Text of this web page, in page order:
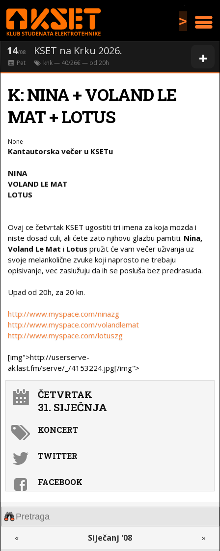
>
+
14/08 KSET na Krku 2026.
Pet knk— 40/26€ — od 20h
K: NINA + VOLAND LE
MAT + LOTUS
None
Kantautorska večer u KSETu
NINA
VOLAND LE MAT
LOTUS
Ovaj ce četvrtak KSET ugostiti tri imena za koja mozda i
niste dosad culi, ali ćete zato njihovu glazbu pamtiti. Nina,
Voland Le Mat i Lotus pružit će vam večer uživanja uz
svoje melankolične zvuke koji naprosto ne trebaju
opisivanje, vec zaslužuju da ih se posluša bez predrasuda.
Upad od 20h, za 20 kn.
http://www.myspace.com/ninazg
http://www.myspace.com/volandlemat
http://www.myspace.com/lotuszg
[img">http://userserve-
ak.last.fm/serve/_/4153224.jpg[/img">
ČETVRTAK
31. SIJEČNJA
KONCERT
TWITTER
FACEBOOK
« Siječanj '08 »